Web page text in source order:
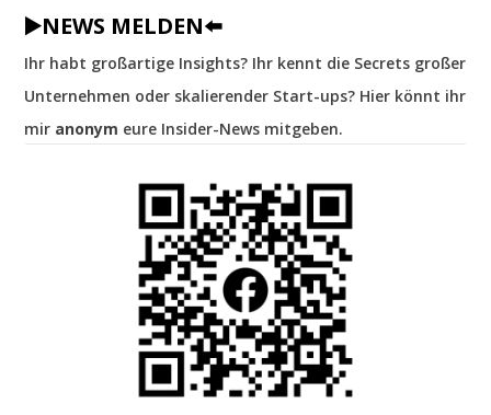
▶️NEWS MELDEN⬅️
Ihr habt großartige Insights? Ihr kennt die Secrets großer
Unternehmen oder skalierender Start-ups? Hier könnt ihr
mir anonym eure Insider-News mitgeben.